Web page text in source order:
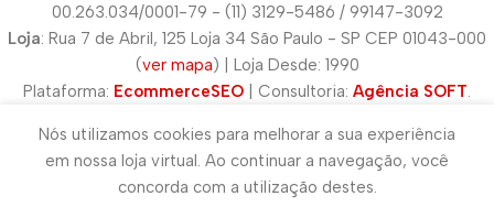
00.263.034/0001-79 - (11) 3129-5486 / 99147-3092
Loja: Rua 7 de Abril, 125 Loja 34 São Paulo - SP CEP 01043-000
(ver mapa) | Loja Desde: 1990
Plataforma: EcommerceSEO | Consultoria: Agência SOFT.
Nós utilizamos cookies para melhorar a sua experiência
em nossa loja virtual. Ao continuar a navegação, você
concorda com a utilização destes.